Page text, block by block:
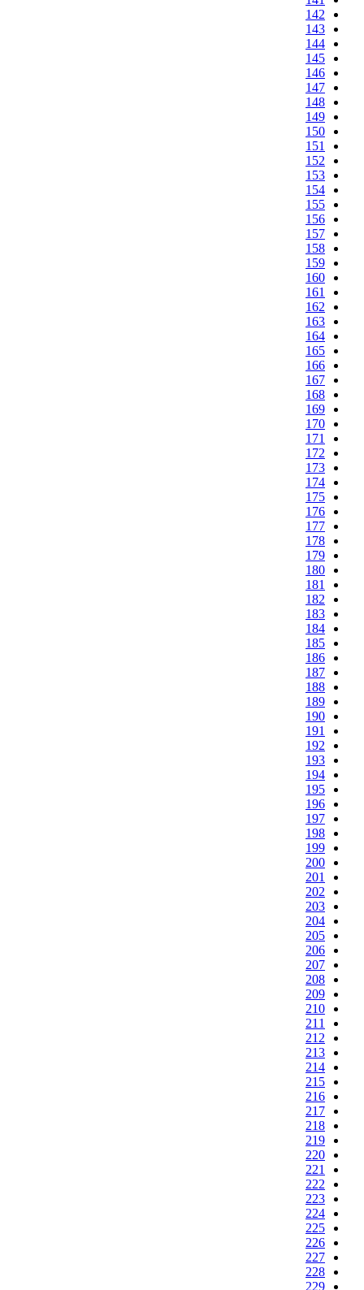
142
143
144
145
146
147
148
149
150
151
152
153
154
155
156
157
158
159
160
161
162
163
164
165
166
167
168
169
170
171
172
173
174
175
176
177
178
179
180
181
182
183
184
185
186
187
188
189
190
191
192
193
194
195
196
197
198
199
200
201
202
203
204
205
206
207
208
209
210
211
212
213
214
215
216
217
218
219
220
221
222
223
224
225
226
227
228
229